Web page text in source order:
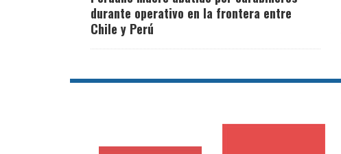
durante operativo en la frontera entre
Chile y Perú